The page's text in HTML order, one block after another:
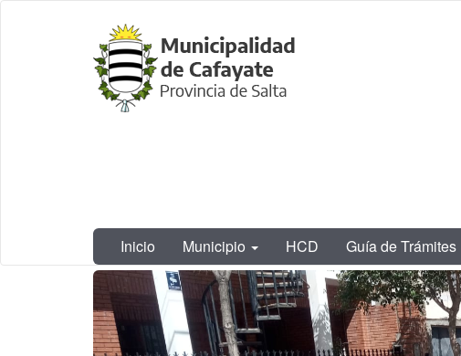
Municipalidad
de Cafayate,
Salta
Inicio Municipio HCD Guía de Trámites
Contenido
principal